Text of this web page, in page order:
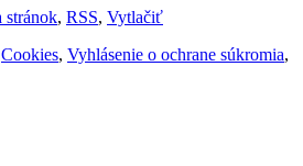
stránok, RSS, Vytlačiť
Cookies, Vyhlásenie o ochrane súkromia,